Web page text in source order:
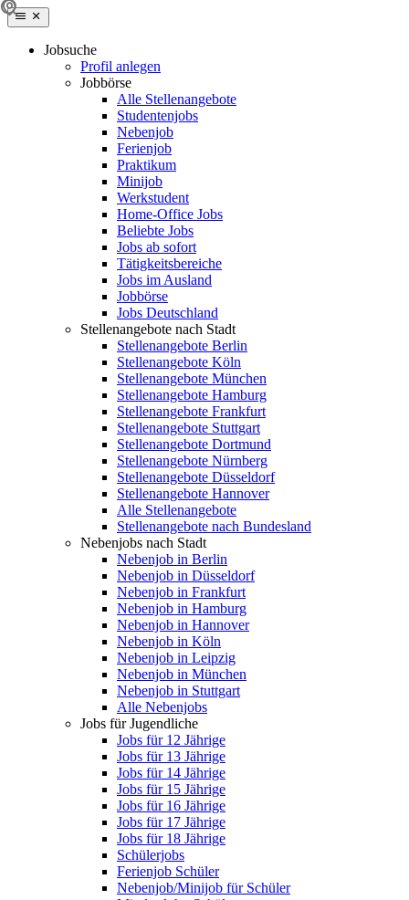
Jobsuche
Profil anlegen
Jobbörse
Alle Stellenangebote
Studentenjobs
Nebenjob
Ferienjob
Praktikum
Minijob
Werkstudent
Home-Office Jobs
Beliebte Jobs
Jobs ab sofort
Tätigkeitsbereiche
Jobs im Ausland
Jobbörse
Jobs Deutschland
Stellenangebote nach Stadt
Stellenangebote Berlin
Stellenangebote Köln
Stellenangebote München
Stellenangebote Hamburg
Stellenangebote Frankfurt
Stellenangebote Stuttgart
Stellenangebote Dortmund
Stellenangebote Nürnberg
Stellenangebote Düsseldorf
Stellenangebote Hannover
Alle Stellenangebote
Stellenangebote nach Bundesland
Nebenjobs nach Stadt
Nebenjob in Berlin
Nebenjob in Düsseldorf
Nebenjob in Frankfurt
Nebenjob in Hamburg
Nebenjob in Hannover
Nebenjob in Köln
Nebenjob in Leipzig
Nebenjob in München
Nebenjob in Stuttgart
Alle Nebenjobs
Jobs für Jugendliche
Jobs für 12 Jährige
Jobs für 13 Jährige
Jobs für 14 Jährige
Jobs für 15 Jährige
Jobs für 16 Jährige
Jobs für 17 Jährige
Jobs für 18 Jährige
Schülerjobs
Ferienjob Schüler
Nebenjob/Minijob für Schüler